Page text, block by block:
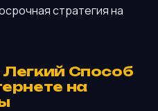
стратегия на
Способ
на